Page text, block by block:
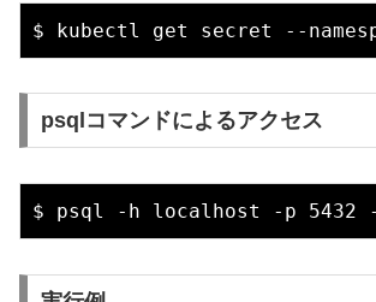
$ kubectl get secret --
psqlコマンドによるアクセス